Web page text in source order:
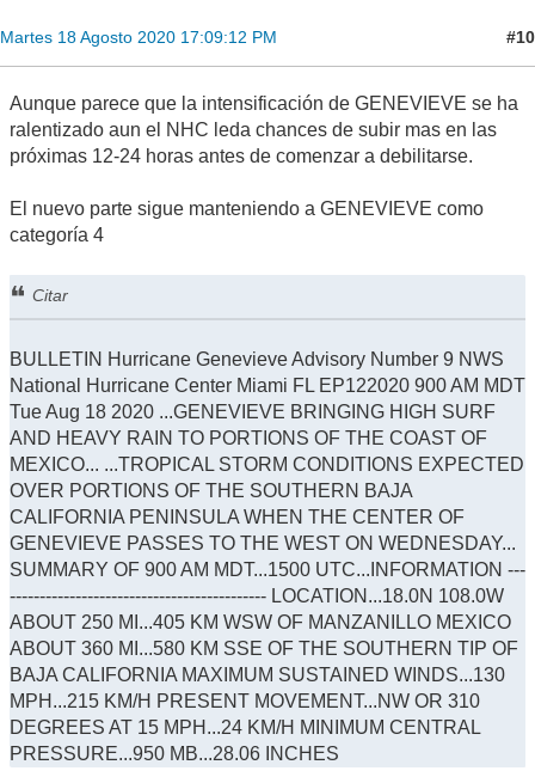
Martes 18 Agosto 2020 17:09:12 PM #10
Aunque parece que la intensificación de GENEVIEVE se ha
ralentizado aun el NHC leda chances de subir mas en las
próximas 12-24 horas antes de comenzar a debilitarse.
El nuevo parte sigue manteniendo a GENEVIEVE como
categoría 4
Citar
BULLETIN Hurricane Genevieve Advisory Number 9 NWS
National Hurricane Center Miami FL EP122020 900 AM MDT
Tue Aug 18 2020 ...GENEVIEVE BRINGING HIGH SURF
AND HEAVY RAIN TO PORTIONS OF THE COAST OF
MEXICO... ...TROPICAL STORM CONDITIONS EXPECTED
OVER PORTIONS OF THE SOUTHERN BAJA
CALIFORNIA PENINSULA WHEN THE CENTER OF
GENEVIEVE PASSES TO THE WEST ON WEDNESDAY...
SUMMARY OF 900 AM MDT...1500 UTC...INFORMATION ---
------------------------------------------- LOCATION...18.0N 108.0W
ABOUT 250 MI...405 KM WSW OF MANZANILLO MEXICO
ABOUT 360 MI...580 KM SSE OF THE SOUTHERN TIP OF
BAJA CALIFORNIA MAXIMUM SUSTAINED WINDS...130
MPH...215 KM/H PRESENT MOVEMENT...NW OR 310
DEGREES AT 15 MPH...24 KM/H MINIMUM CENTRAL
PRESSURE...950 MB...28.06 INCHES